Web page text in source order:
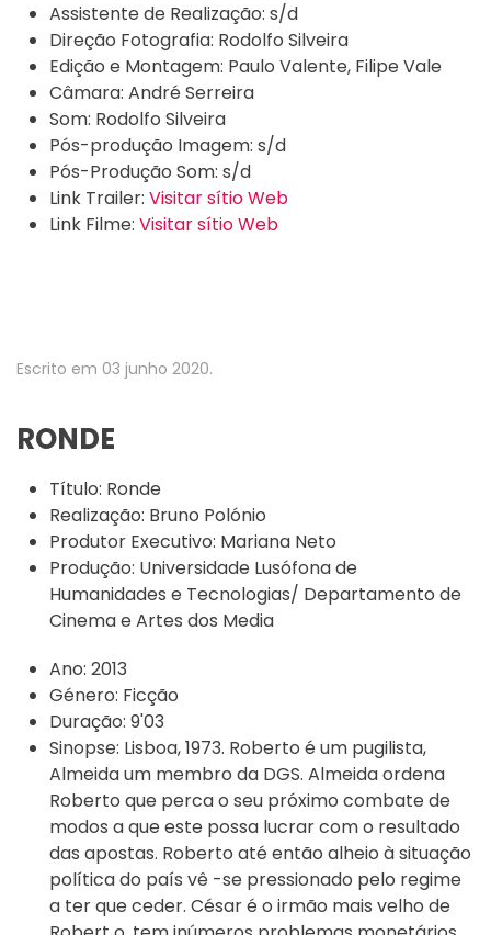
Assistente de Realização: s/d
Direção Fotografia: Rodolfo Silveira
Edição e Montagem: Paulo Valente, Filipe Vale
Câmara: André Serreira
Som: Rodolfo Silveira
Pós-produção Imagem: s/d
Pós-Produção Som: s/d
Link Trailer: Visitar sítio Web
Link Filme: Visitar sítio Web
Escrito em 03 junho 2020.
RONDE
Título: Ronde
Realização: Bruno Polónio
Produtor Executivo: Mariana Neto
Produção: Universidade Lusófona de
Humanidades e Tecnologias/ Departamento de
Cinema e Artes dos Media
Ano: 2013
Género: Ficção
Duração: 9'03
Sinopse: Lisboa, 1973. Roberto é um pugilista,
Almeida um membro da DGS. Almeida ordena
Roberto que perca o seu próximo combate de
modos a que este possa lucrar com o resultado
das apostas. Roberto até então alheio à situação
política do país vê -se pressionado pelo regime
a ter que ceder. César é o irmão mais velho de